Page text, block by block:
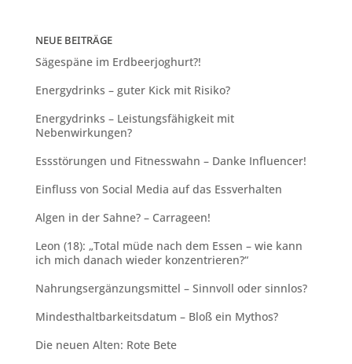
NEUE BEITRÄGE
Sägespäne im Erdbeerjoghurt?!
Energydrinks – guter Kick mit Risiko?
Energydrinks – Leistungsfähigkeit mit
Nebenwirkungen?
Essstörungen und Fitnesswahn – Danke Influencer!
Einfluss von Social Media auf das Essverhalten
Algen in der Sahne? – Carrageen!
Leon (18): „Total müde nach dem Essen – wie kann
ich mich danach wieder konzentrieren?“
Nahrungsergänzungsmittel – Sinnvoll oder sinnlos?
Mindesthaltbarkeitsdatum – Bloß ein Mythos?
Die neuen Alten: Rote Bete